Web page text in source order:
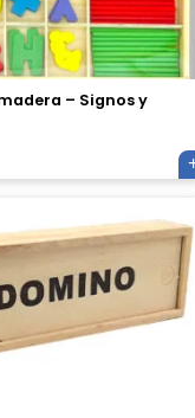
– Signos y